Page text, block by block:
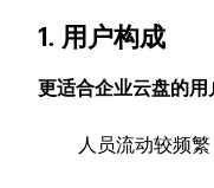
1. 用户构成
更适合企业云盘的用
人员流动较频繁